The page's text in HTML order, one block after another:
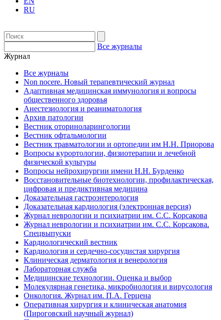
RU
Все журналы
Журнал
Все журналы
Non nocere. Новый терапевтический журнал
Адаптивная медицинская иммунология и вопросы
общественного здоровья
Анестезиология и реаниматология
Архив патологии
Вестник оториноларингологии
Вестник офтальмологии
Вестник травматологии и ортопедии им Н.Н. Приорова
Вопросы курортологии, физиотерапии и лечебной
физической культуры
Вопросы нейрохирургии имени Н.Н. Бурденко
Восстановительные биотехнологии, профилактическая,
цифровая и предиктивная медицина
Доказательная гастроэнтерология
Доказательная кардиология (электронная версия)
Журнал неврологии и психиатрии им. С.С. Корсакова
Журнал неврологии и психиатрии им. С.С. Корсакова.
Спецвыпуски
Кардиологический вестник
Кардиология и сердечно-сосудистая хирургия
Клиническая дерматология и венерология
Лабораторная служба
Медицинские технологии. Оценка и выбор
Молекулярная генетика, микробиология и вирусология
Онкология. Журнал им. П.А. Герцена
Оперативная хирургия и клиническая анатомия
(Пироговский научный журнал)